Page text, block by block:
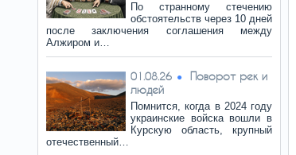
По странному стечению
обстоятельств через 10 дней
после заключения соглашения между
Алжиром и…
01.08.26
Поворот рек и
людей
Помнится, когда в 2024 году
украинские войска вошли в
Курскую область, крупный
отечественный…